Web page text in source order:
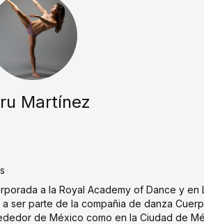
Martínez
a la Royal Academy of Dance y
ser parte de la compañi­a de danza
de México como en la Ciudad de